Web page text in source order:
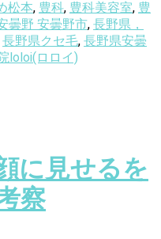
松本, 豊科, 豊科美容室, 豊
曇野 安曇野市, 長野県，
長野県クセ毛, 長野県安曇
loloi(ロロイ)
に見せるを
察